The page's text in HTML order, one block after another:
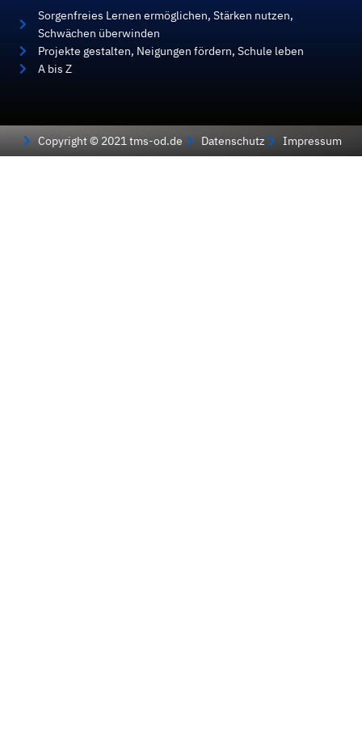
Sorgenfreies Lernen ermöglichen, Stärken nutzen,
Schwächen überwinden
Projekte gestalten, Neigungen fördern, Schule leben
A bis Z
Copyright © 2021 tms-od.de Datenschutz Impressum